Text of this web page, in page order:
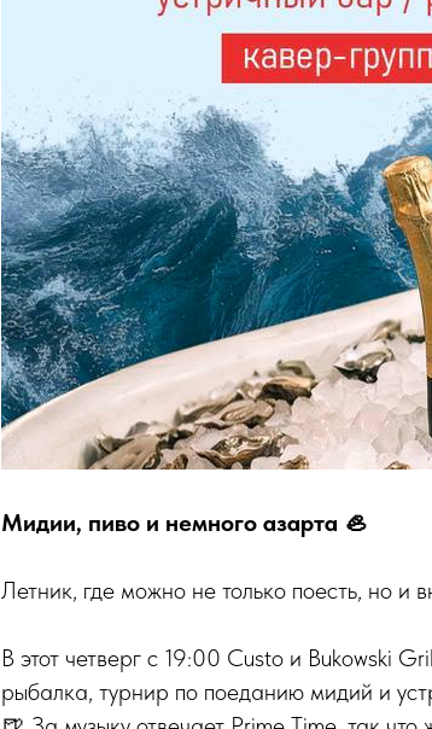
Мидии, пиво и немного азарта 🦪
Летник, где можно не только поесть, но и
В этот четверг с 19:00 Custo и Bukowski
рыбалка, турнир по поеданию мидий и